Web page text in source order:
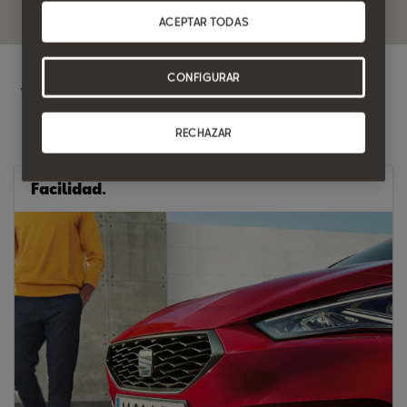
Ventajas SEAT LongDrive.
Facilidad.
RECHAZAR
ACEPTAR TODAS
CONFIGURAR